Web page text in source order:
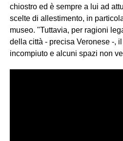
chiostro ed è sempre a lui ad
scelte di allestimento, in
museo. "Tuttavia, per ragioni
della città - precisa Veronese -,
incompiuto e alcuni spazi non